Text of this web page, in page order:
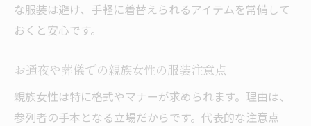
な服装は避け、手軽に着替えられるアイテムを常備して
おくと安心です。
お通夜や葬儀での親族女性の服装注意点
親族女性は特に格式やマナーが求められます。理由は、
参列者の手本となる立場だからです。代表的な注意点